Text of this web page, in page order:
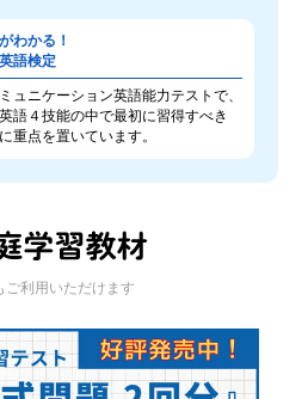
わかる！
語検定
ュニケーション英語能力テストで、
語４技能の中で最初に習得すべき
重点を置いています。
ご利用いただけます